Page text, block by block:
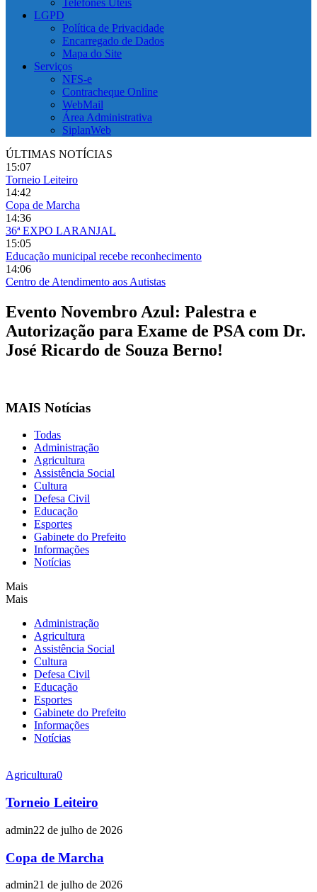
Telefones Úteis
LGPD
Política de Privacidade
Encarregado de Dados
Mapa do Site
Serviços
NFS-e
Contracheque Online
WebMail
Área Administrativa
SiplanWeb
ÚLTIMAS NOTÍCIAS
15:07
Torneio Leiteiro
14:42
Copa de Marcha
14:36
36ª EXPO LARANJAL
15:05
Educação municipal recebe reconhecimento
14:06
Centro de Atendimento aos Autistas
Evento Novembro Azul: Palestra e
Autorização para Exame de PSA com Dr.
José Ricardo de Souza Berno!
MAIS Notícias
Todas
Administração
Agricultura
Assistência Social
Cultura
Defesa Civil
Educação
Esportes
Gabinete do Prefeito
Informações
Notícias
Mais
Mais
Administração
Agricultura
Assistência Social
Cultura
Defesa Civil
Educação
Esportes
Gabinete do Prefeito
Informações
Notícias
Agricultura0
Torneio Leiteiro
admin22 de julho de 2026
Copa de Marcha
admin21 de julho de 2026